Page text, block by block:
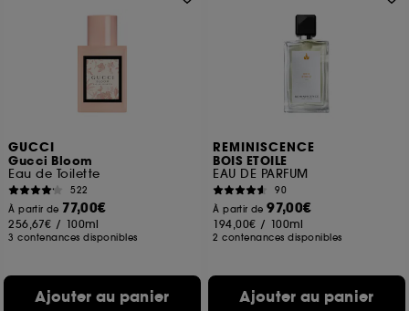
GUCCI
Gucci Bloom
Eau de Toilette
522
À partir de 77,00€
256,67€ / 100ml
3 contenances disponibles
Ajouter au panier
REMINISCENCE
BOIS ETOILE
EAU DE PARFUM
90
À partir de97,00€
194,00€ / 100ml
2 contenances disponibles
Ajouter au panier